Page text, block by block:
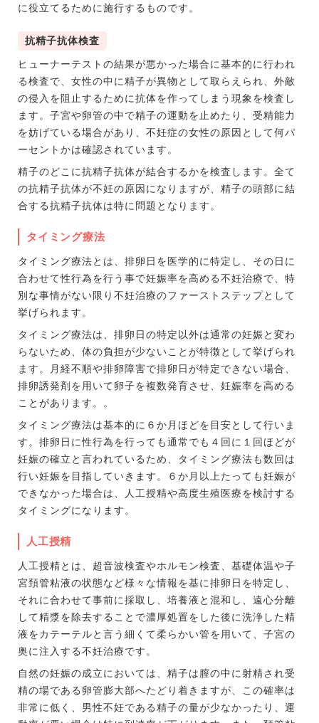
に役立てるために施行するものです。
抗精子抗体検査
ヒューナーテストの結果が悪かった場合に基本的に行われ
る検査で、女性の中に精子が異物として取らえられ、外敵
の侵入を阻止するために抗体を作ってしまう現象を検査し
ます。子宮や卵管の中で精子の運動を止めたり、受精能力
を妨げている場合があり、不妊症の女性の原因として何パ
ーセントかは確認されています。
精子のどこに抗精子抗体が結合するかを検査します。全て
の抗精子抗体が不妊の原因になりますが、精子の頭部に結
合する抗精子抗体は特に問題となります。
タイミング療法
タイミング療法とは、排卵日を医学的に特定し、その日に
合わせて性行為を行う事で妊娠率を高める不妊治療で、特
別な事情がない限り不妊治療のファーストステップとして
挙げられます。
タイミング療法は、排卵日の特定以外は通常の妊娠と変わ
らないため、体の負担が少ないことが特徴として挙げられ
ます。月経不順や排卵障害で排卵日が特定できない場合、
排卵誘発剤を用いて卵子を複数発育させ、妊娠率を高める
ことがあります。。
タイミング療法は基本的に６か月ほどを目安として行いま
す。排卵日に性行為を行っても通常でも４回に１回ほどが
妊娠の確立と言われているため、タイミング療法も数回は
行い妊娠を目指していきます。６か月以上たっても妊娠が
できなかった場合は、人工授精や高度生殖医療を検討する
タイミングになります。
人工授精
人工授精とは、超音波検査やホルモン検査、基礎体温や子
宮頚管粘液の状態など様々な情報を基に排卵日を特定し、
それに合わせて事前に採取し、培養液と混和し、遠心分離
して精漿を除去することで濃厚処置をした後に洗浄した精
液をカテーテルと言う細くて柔らかい管を用いて、子宮の
奥に注入する不妊治療です。
自然の妊娠の成立においては、精子は膣の中に射精され受
精の場である卵管膨大部へたどり着きますが、この確率は
非常に低く、男性不妊である精子の量が少なかったり、運